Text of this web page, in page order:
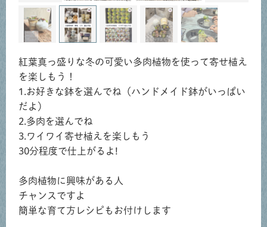
紅葉真っ盛りな冬の可愛い多肉植物を使って寄せ植え
を楽しもう！
1.お好きな鉢を選んでね（ハンドメイド鉢がいっぱい
だよ）
2.多肉を選んでね
3.ワイワイ寄せ植えを楽しもう
30分程度で仕上がるよ!
多肉植物に興味がある人
チャンスですよ
簡単な育て方レシピもお付けします